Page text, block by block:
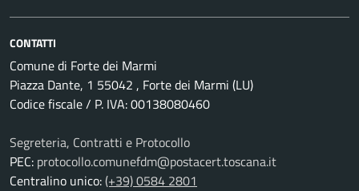
CONTATTI
Comune di Forte dei Marmi
Piazza Dante, 1 55042 , Forte dei Marmi (LU)
Codice fiscale / P. IVA: 00138080460
Segreteria, Contratti e Protocollo
PEC: protocollo.comunefdm@postacert.toscana.it
Centralino unico:(+39) 0584 2801